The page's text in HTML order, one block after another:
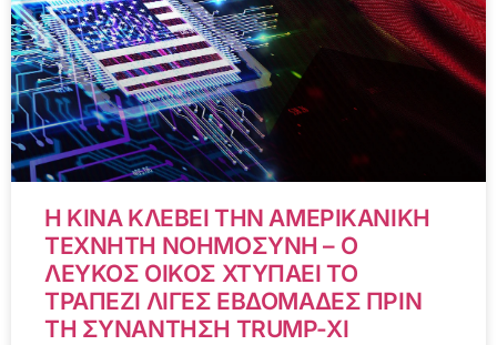
Η ΚΙΝΑ ΚΛΕΒΕΙ ΤΗΝ ΑΜΕΡΙΚΑΝΙΚΗ
ΤΕΧΝΗΤΗ ΝΟΗΜΟΣΥΝΗ – Ο
ΛΕΥΚΟΣ ΟΙΚΟΣ ΧΤΥΠΑΕΙ ΤΟ
ΤΡΑΠΕΖΙ ΛΙΓΕΣ ΕΒΔΟΜΑΔΕΣ ΠΡΙΝ
ΤΗ ΣΥΝΑΝΤΗΣΗ TRUMP-XI